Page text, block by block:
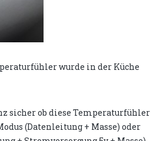
wurde in der Küche
sicher ob diese Temperaturfühler
(Datenleitung + Masse) oder